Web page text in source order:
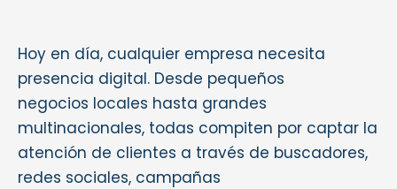
Hoy en día, cualquier empresa necesita
presencia digital. Desde pequeños
negocios locales hasta grandes
multinacionales, todas compiten por captar la
atención de clientes a través de buscadores,
redes sociales, campañas